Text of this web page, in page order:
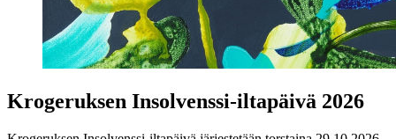
Krogeruksen Insolvenssi-iltapäivä 2026